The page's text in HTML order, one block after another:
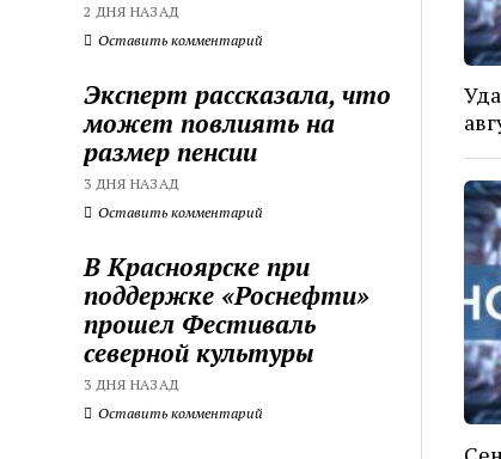
2 ДНЯ НАЗАД
Оставить комментарий
Эксперт рассказала, что
может повлиять на
размер пенсии
3 ДНЯ НАЗАД
Оставить комментарий
В Красноярске при
поддержке «Роснефти»
прошел Фестиваль
северной культуры
3 ДНЯ НАЗАД
Оставить комментарий